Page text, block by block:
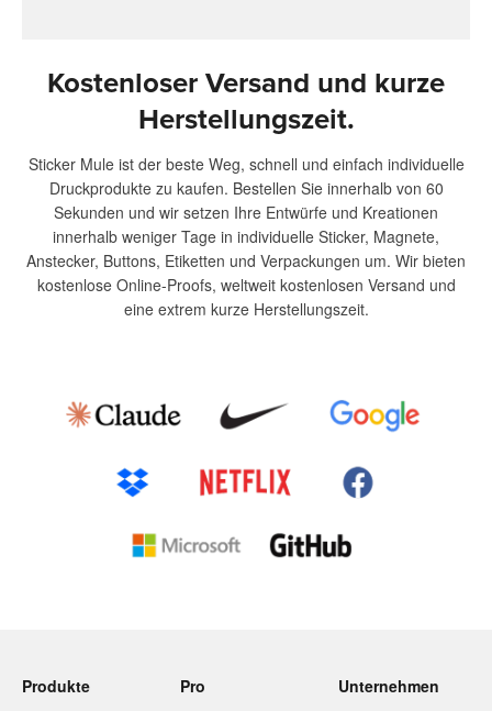
Kostenloser Versand und kurze
Herstellungszeit.
Sticker Mule ist der beste Weg, schnell und einfach individuelle
Druckprodukte zu kaufen. Bestellen Sie innerhalb von 60
Sekunden und wir setzen Ihre Entwürfe und Kreationen
innerhalb weniger Tage in individuelle Sticker, Magnete,
Anstecker, Buttons, Etiketten und Verpackungen um. Wir bieten
kostenlose Online-Proofs, weltweit kostenlosen Versand und
eine extrem kurze Herstellungszeit.
Produkte
Pro
Unternehmen